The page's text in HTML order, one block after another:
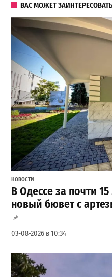
ВАС МОЖЕТ
НОВОСТИ
В Одессе за почти
новый бювет с
03-08-2026 в 10:34